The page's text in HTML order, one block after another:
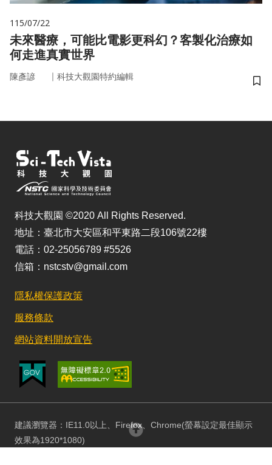
115/07/22
未來醫療，可能比電影更科幻？客製化治療如
何走進真實世界
陳彥諺 ｜ 科技大觀園特約編輯
儲
科技大觀園 ©2020 All Rights Reserved.
地址：臺北市大安區和平東路二段106號22樓
電話：02-25056789 #5526
信箱：nstcstv@gmail.com
隱私權保護政策
服務條款
網站資料開放宣告
建議瀏覽器：IE11.0以上、Firefox、Chrome(螢幕設定最佳顯示
效果為1920*1080)
回頂部